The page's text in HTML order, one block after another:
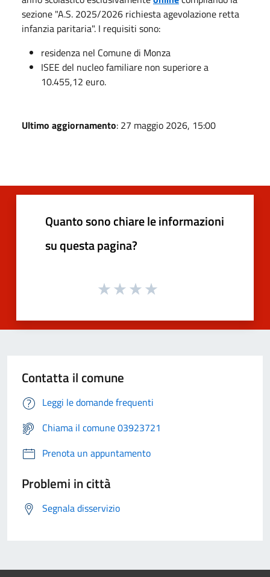
sezione "A.S. 2025/2026 richiesta agevolazione retta
infanzia paritaria". I requisiti sono:
residenza nel Comune di Monza
ISEE del nucleo familiare non superiore a
10.455,12 euro.
Ultimo aggiornamento: 27 maggio 2026, 15:00
Quanto sono chiare le informazioni
su questa pagina?
Contatta il comune
Leggi le domande frequenti
Chiama il comune 03923721
Prenota un appuntamento
Problemi in città
Segnala disservizio